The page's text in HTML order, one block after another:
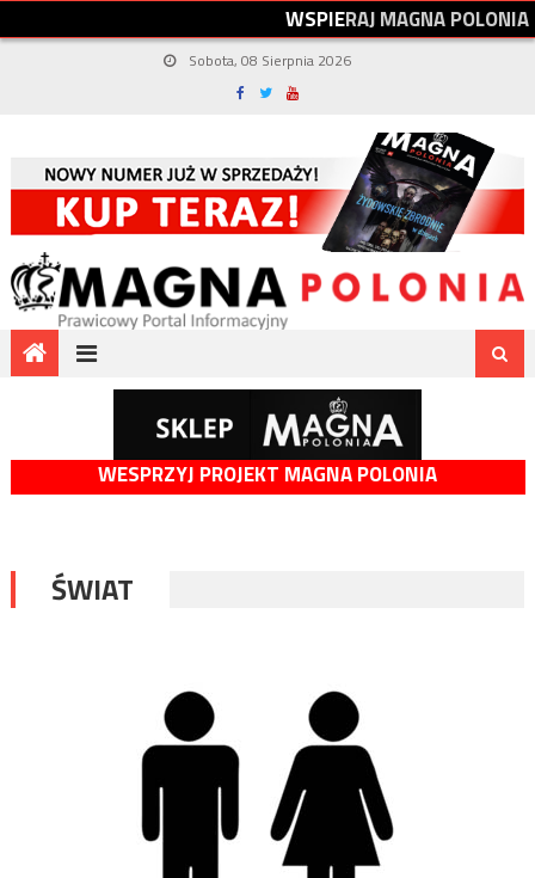
WSPIERAJMAGNAPOLONIA
Sobota, 08 Sierpnia 2026
WESPRZYJ PROJEKT MAGNA POLONIA
ŚWIAT